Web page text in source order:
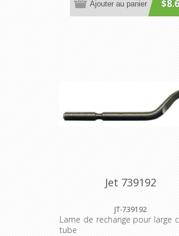
Ajouter au panier
Jet 739192
JT-739192
Lame de rechange pour large
tube